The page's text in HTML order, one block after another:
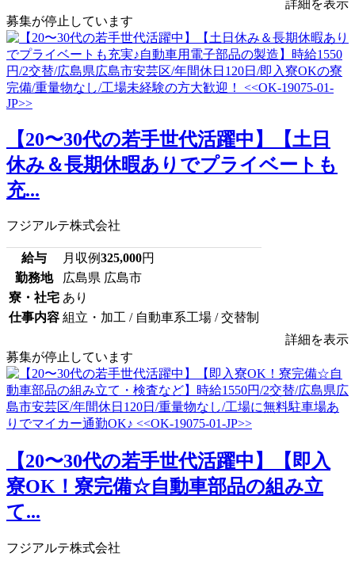
詳細を表示
募集が停止しています
【20〜30代の若手世代活躍中】【土日
休み＆長期休暇ありでプライベートも
充...
フジアルテ株式会社
給与 月収例325,000円
勤務地
広島県 広島市
寮・社宅 あり
仕事内容 組立・加工 / 自動車系工場 / 交替制
詳細を表示
募集が停止しています
【20〜30代の若手世代活躍中】【即入
寮OK！寮完備☆自動車部品の組み立
て...
フジアルテ株式会社